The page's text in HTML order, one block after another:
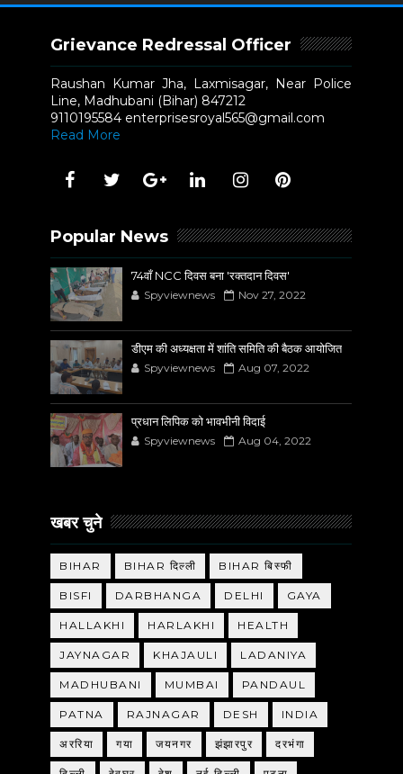
Grievance Redressal Officer
Raushan Kumar Jha, Laxmisagar, Near Police
Line, Madhubani (Bihar) 847212
9110195584 enterprisesroyal565@gmail.com
Read More
Popular News
74वाँ NCC दिवस बना 'रक्तदान दिवस'
Spyviewnews Nov 27, 2022
डीएम की अध्यक्षता में शांति समिति की बैठक आयोजित
Spyviewnews Aug 07, 2022
प्रधान लिपिक को भावभीनी विदाई
Spyviewnews Aug 04, 2022
खबर चुने
BIHAR BIHAR दिल्ली BIHAR बिस्फी
BISFI DARBHANGA DELHI GAYA
HALLAKHI HARLAKHI HEALTH
JAYNAGAR KHAJAULI LADANIYA
MADHUBANI MUMBAI PANDAUL
PATNA RAJNAGAR DESH INDIA
अररिया गया जयनगर झंझारपुर दरभंगा